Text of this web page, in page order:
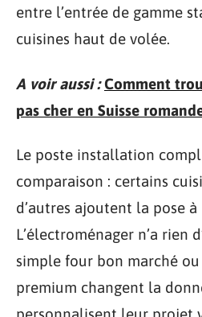
entre l’entrée de gamme
cuisines haut de volée.
A voir aussi : Comment
pas cher en Suisse
Le poste installation
comparaison : certains
d’autres ajoutent la pose à
L’électroménager n’a rien
simple four bon marché
premium changent la